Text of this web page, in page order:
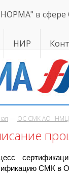
в сфере
НИР
— ОС СМК АО "НМЦ
СМК